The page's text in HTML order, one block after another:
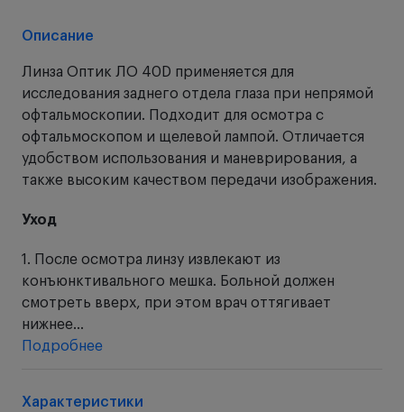
Описание
Линза Оптик ЛО 40D применяется для
исследования заднего отдела глаза при непрямой
офтальмоскопии. Подходит для осмотра с
офтальмоскопом и щелевой лампой. Отличается
удобством использования и маневрирования, а
также высоким качеством передачи изображения.
Уход
1. После осмотра линзу извлекают из
конъюнктивального мешка. Больной должен
смотреть вверх, при этом врач оттягивает
нижнее...
Подробнее
Характеристики